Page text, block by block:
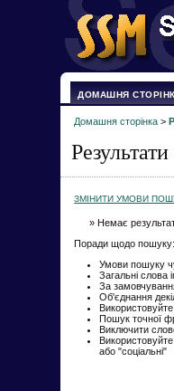
ДОМАШНЯ
Домашня сторінка >
ЗМІНИТИ УМОВИ
» Немає
Поради щодо пошуку:
Умови пошуку
Загальні слова
За
Об'єднання
Пошук точної
Виключити
або "соціальні"